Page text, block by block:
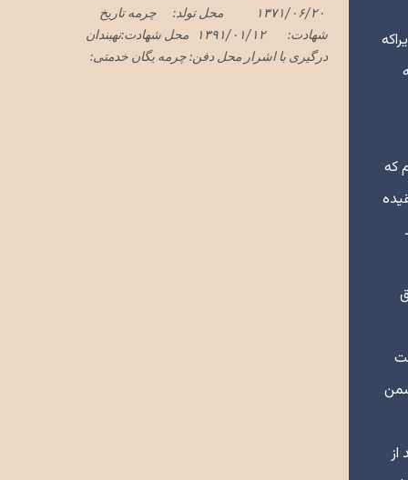
که
۱۳۷۱/۰۶/۲۰ محل تولد: چرمه تاریخ
شهادت: ۱۳۹۱/۰۱/۱۲ محل شهادت:نهبندان
درگیری با اشرار محل دفن: چرمه یگان خدمتی: